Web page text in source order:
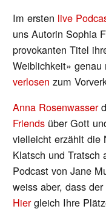
Im ersten live
uns Autorin Sophia
provokanten Titel
Weiblichkeit»
verlosen zum
Anna Rosenwasser
Friends über Gott
vielleicht erzählt die
Klatsch und Tratsch
Podcast von Jane
weiss aber, dass
Hiergleich Ihre